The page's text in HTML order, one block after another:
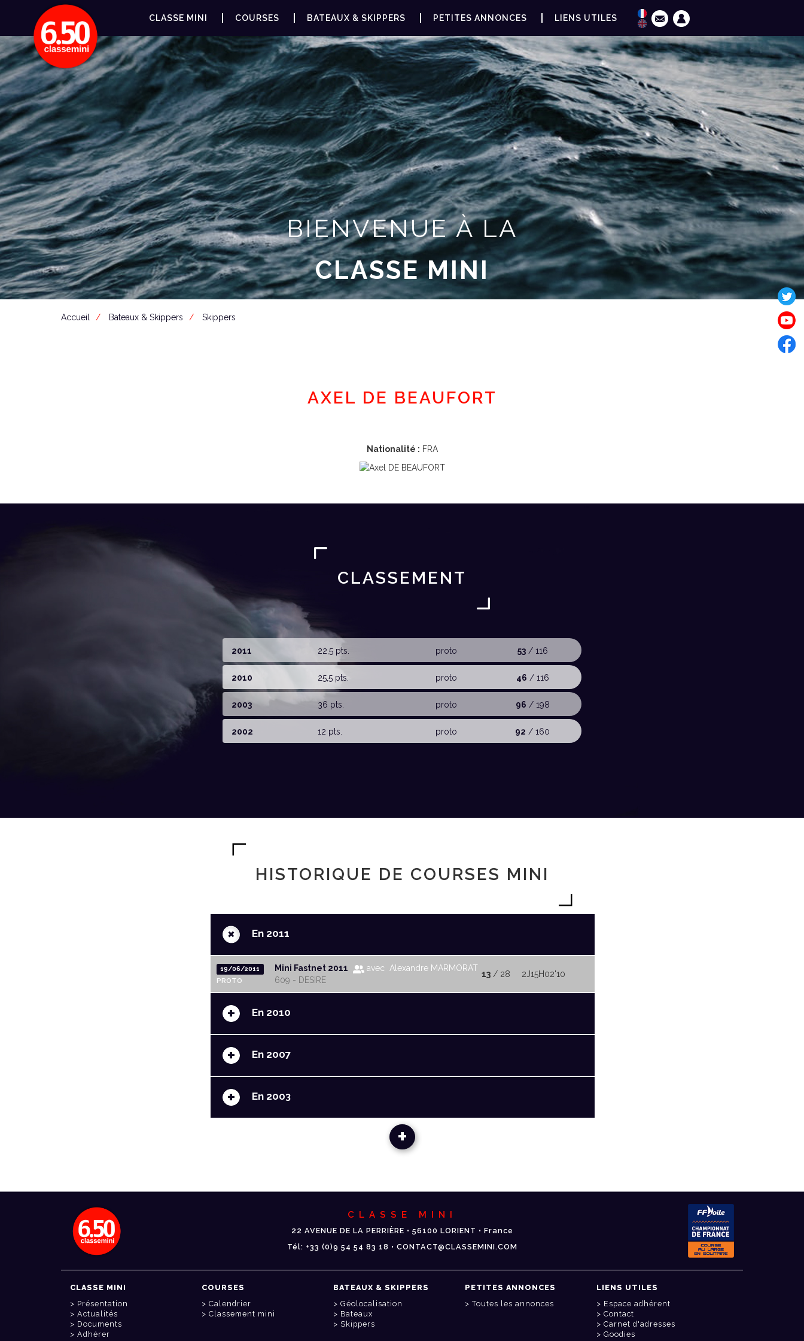
CLASSE MINI COURSES BATEAUX & SKIPPERS PETITES ANNONCES LIENS UTILES
BIENVENUE À LA
CLASSE MINI
Accueil Bateaux & Skippers Skippers
AXEL DE BEAUFORT
Nationalité : FRA
CLASSEMENT
2011 22,5 pts. proto 53/ 116
2010 25,5 pts. proto 46 / 116
2003 36 pts. proto 96 / 198
2002 12 pts. proto 92 / 160
HISTORIQUE DE COURSES MINI
+ En 2011
19/06/2011
PROTO
Mini Fastnet 2011
avec Alexandre MARMORAT
609 - DESIRE
13 / 28 2J15H02'10
+ En 2010
+ En 2007
+ En 2003
+
CLASSE MINI
22 AVENUE DE LA PERRIÈRE • 56100 LORIENT • France
Tél: +33 (0)9 54 54 83 18 • CONTACT@CLASSEMINI.COM
CLASSE MINI
Présentation
Actualités
Documents
Adhérer
COURSES
Calendrier
Classement mini
BATEAUX & SKIPPERS
Géolocalisation
Bateaux
Skippers
PETITES ANNONCES
Toutes les annonces
LIENS UTILES
Espace adhérent
Contact
Carnet d'adresses
Goodies